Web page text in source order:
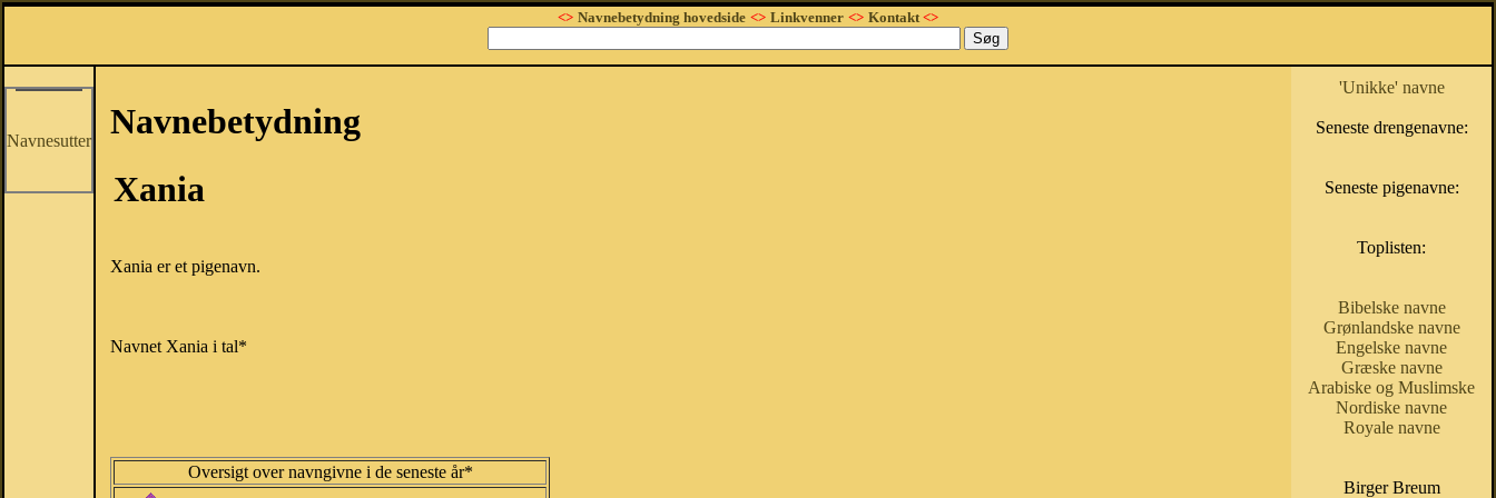
<> Navnebetydning hovedside <> Linkvenner <> Kontakt<>
Navnesutter
Navnebetydning
Xania
Xania er et pigenavn.
Navnet Xania i tal*
Oversigt over navngivne i de seneste år*
'Unikke' navne
Seneste drengenavne:
Seneste pigenavne:
Toplisten:
Bibelske navne
Grønlandske navne
Engelske navne
Græske navne
Arabiske og Muslimske
Nordiske navne
Royale navne
Birger Breum